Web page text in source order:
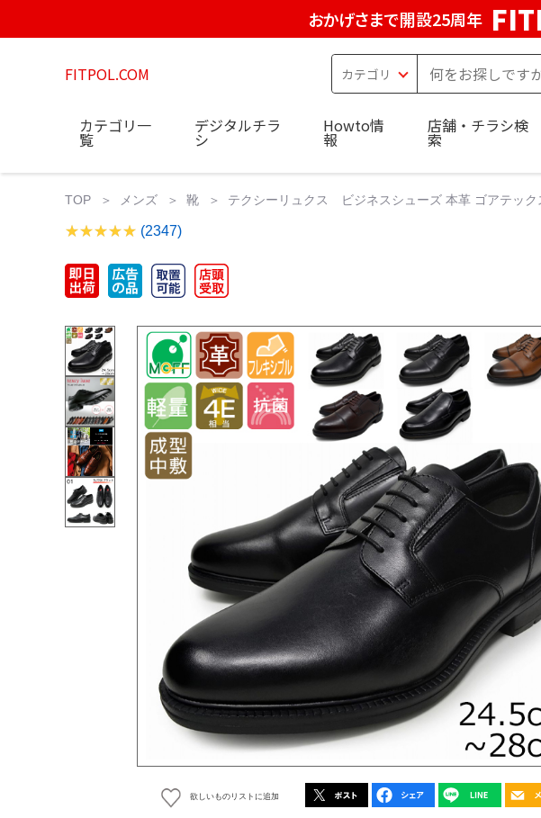
おかげさまで開設25周年
FITPOL.COM
カテゴリ一
覧
デジタルチラ
シ
Howto情
報
店舗・チラシ検
索
TOP メンズ 靴 テクシーリュクス ビジネスシューズ 本革 ゴアテッ
(2347)
欲しいものリストに追加